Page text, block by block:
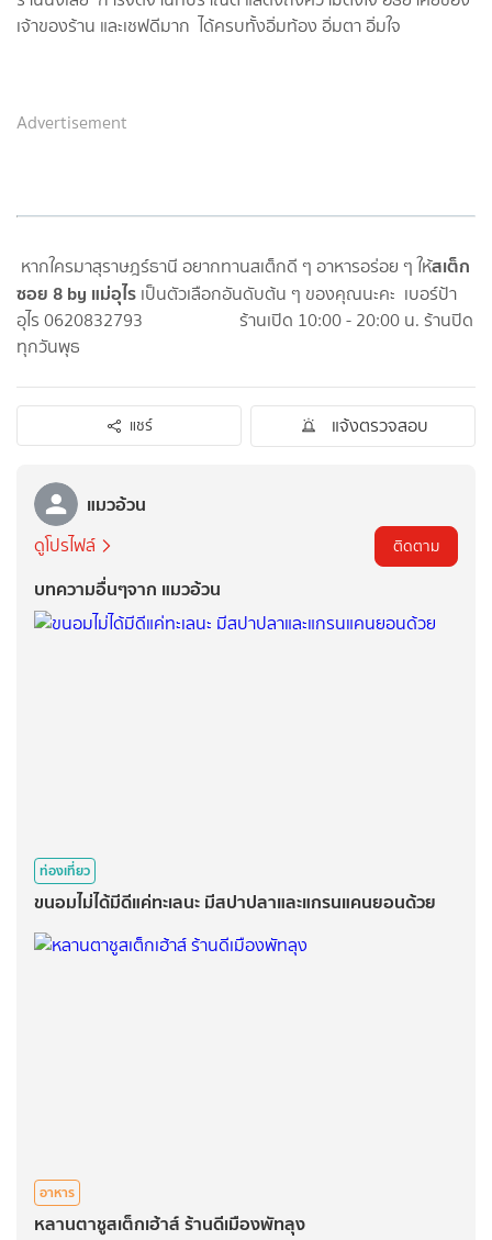
เจ้าของร้าน และเชฟดีมาก ได้ครบทั้งอิ่มท้อง อิ่มตา อิ่มใจ
Advertisement
หากใครมาสุราษฎร์ธานี อยากทานสเต็กดี ๆ อาหารอร่อย ๆ ให้สเต็ก
ซอย 8 by แม่อุไร เป็นตัวเลือกอันดับต้น ๆ ของคุณนะคะ เบอร์ป้า
อุไร 0620832793 ร้านเปิด 10:00 - 20:00 น. ร้านปิด
ทุกวันพุธ
แชร์ แจ้งตรวจสอบ
แมวอ้วน
ดูโปรไฟล์ ติดตาม
บทความอื่นๆจาก แมวอ้วน
ท่องเที่ยว
ขนอมไม่ได้มีดีแค่ทะเลนะ มีสปาปลาและแกรนแคนยอนด้วย
อาหาร
หลานตาชูสเต็กเฮ้าส์ ร้านดีเมืองพัทลุง